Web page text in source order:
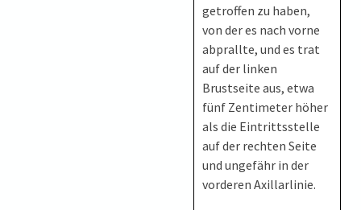
getroffen zu haben,
von der es nach vorne
abprallte, und es trat
auf der linken
Brustseite aus, etwa
fünf Zentimeter höher
als die Eintrittsstelle
auf der rechten Seite
und ungefähr in der
vorderen Axillarlinie.